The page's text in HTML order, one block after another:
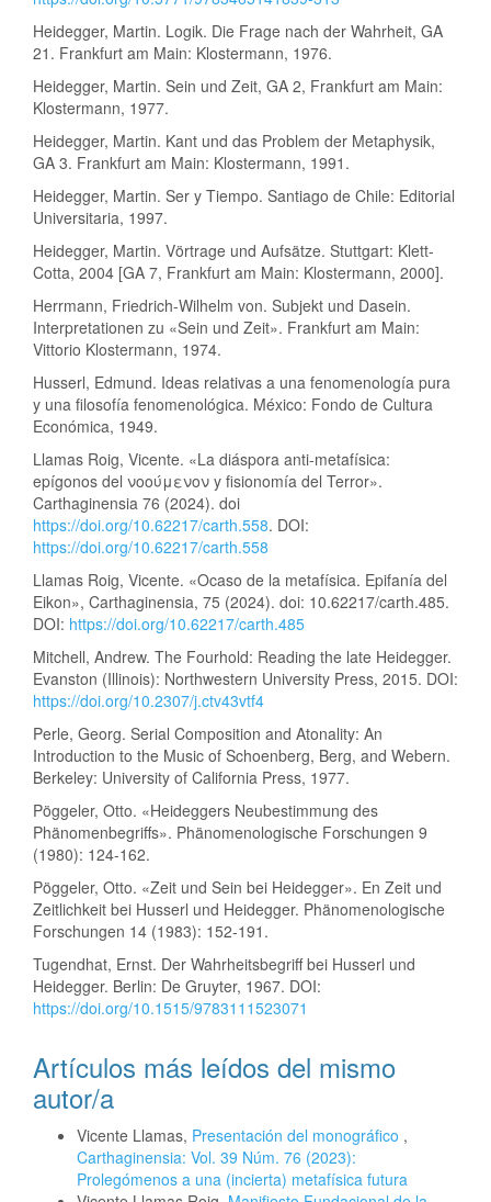
Heidegger, Martin. Logik. Die Frage nach der Wahrheit, GA
21. Frankfurt am Main: Klostermann, 1976.
Heidegger, Martin. Sein und Zeit, GA 2, Frankfurt am Main:
Klostermann, 1977.
Heidegger, Martin. Kant und das Problem der Metaphysik,
GA 3. Frankfurt am Main: Klostermann, 1991.
Heidegger, Martin. Ser y Tiempo. Santiago de Chile: Editorial
Universitaria, 1997.
Heidegger, Martin. Vörtrage und Aufsätze. Stuttgart: Klett-
Cotta, 2004 [GA 7, Frankfurt am Main: Klostermann, 2000].
Herrmann, Friedrich-Wilhelm von. Subjekt und Dasein.
Interpretationen zu «Sein und Zeit». Frankfurt am Main:
Vittorio Klostermann, 1974.
Husserl, Edmund. Ideas relativas a una fenomenología pura
y una filosofía fenomenológica. México: Fondo de Cultura
Económica, 1949.
Llamas Roig, Vicente. «La diáspora anti-metafísica:
epígonos del νοούμενον y fisionomía del Terror».
Carthaginensia 76 (2024). doi
https://doi.org/10.62217/carth.558. DOI:
https://doi.org/10.62217/carth.558
Llamas Roig, Vicente. «Ocaso de la metafísica. Epifanía del
Eikon», Carthaginensia, 75 (2024). doi: 10.62217/carth.485.
DOI: https://doi.org/10.62217/carth.485
Mitchell, Andrew. The Fourhold: Reading the late Heidegger.
Evanston (Illinois): Northwestern University Press, 2015. DOI:
https://doi.org/10.2307/j.ctv43vtf4
Perle, Georg. Serial Composition and Atonality: An
Introduction to the Music of Schoenberg, Berg, and Webern.
Berkeley: University of California Press, 1977.
Pöggeler, Otto. «Heideggers Neubestimmung des
Phänomenbegriffs». Phänomenologische Forschungen 9
(1980): 124-162.
Pöggeler, Otto. «Zeit und Sein bei Heidegger». En Zeit und
Zeitlichkeit bei Husserl und Heidegger. Phänomenologische
Forschungen 14 (1983): 152-191.
Tugendhat, Ernst. Der Wahrheitsbegriff bei Husserl und
Heidegger. Berlin: De Gruyter, 1967. DOI:
https://doi.org/10.1515/9783111523071
Artículos más leídos del mismo
autor/a
Vicente Llamas, Presentación del monográfico ,
Carthaginensia: Vol. 39 Núm. 76 (2023):
Prolegómenos a una (incierta) metafísica futura